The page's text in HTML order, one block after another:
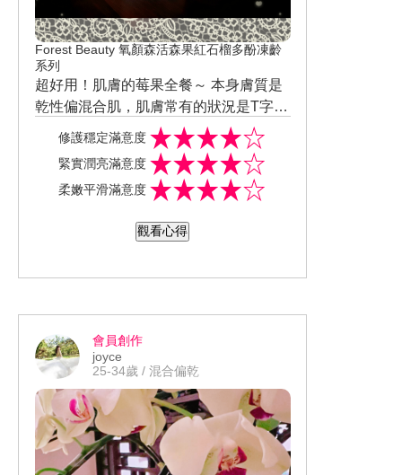
Forest Beauty 氧顏森活森果紅石榴多酚凍齡
系列
超好用！肌膚的莓果全餐～ 本身膚質是
乾性偏混合肌，肌膚常有的狀況是T字、
臉頰出油，卻又會乾燥脫皮。喜歡使用
後的膚觸感受，膚質改善到目前為止都
沒再乾裂，清爽度非常適合夏天，吸收
力尚可，表現覺得不錯。使用後，保濕
後，臉部光澤明顯，肌膚透亮無感。使
皮膚敏弱效果平平。使用後，改善肌膚
感受清透，整體使用後會想推薦他人。
氧顏森活 Forest Beauty TW ibeautyrepo
rt 美周報 #美周報 #試用大隊 #試用好評
價認證 #美妝試用評價 #凝霜評價 #最強
凍齡修護 #紅石榴多酚 #氧顏森活
修護穩定滿意度
緊實潤亮滿意度
柔嫩平滑滿意度
觀看心得
會員創作
joyce
25-34歲 / 混合偏乾